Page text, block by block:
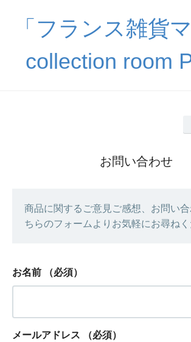
「フランス雑貨
collection room
お問い合わせ
商品に関するご意見ご感想、お問い合
ちらのフォームよりお気軽にお尋ねく
お名前 （必須）
メールアドレス （必須）